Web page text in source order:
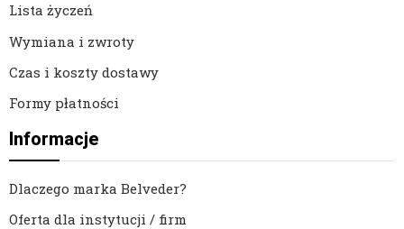
Lista życzeń
Wymiana i zwroty
Czas i koszty dostawy
Formy płatności
Informacje
Dlaczego marka Belveder?
Oferta dla instytucji / firm